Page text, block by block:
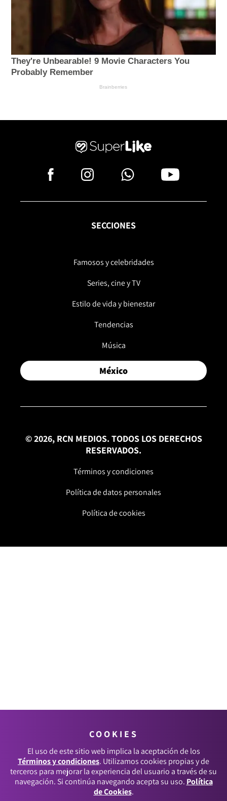
SECCIONES
Famosos y celebridades
Series, cine y TV
Estilo de vida y bienestar
Tendencias
Música
México
© 2026, RCN MEDIOS. TODOS LOS DERECHOS
RESERVADOS.
Términos y condiciones
Política de datos personales
Política de cookies
COOKIES
El uso de este sitio web implica la aceptación de los
Términos y condiciones. Utilizamos cookies propias y de
terceros para mejorar la experiencia del usuario a través de su
navegación. Si continúa navegando acepta su uso. Política
de Cookies.